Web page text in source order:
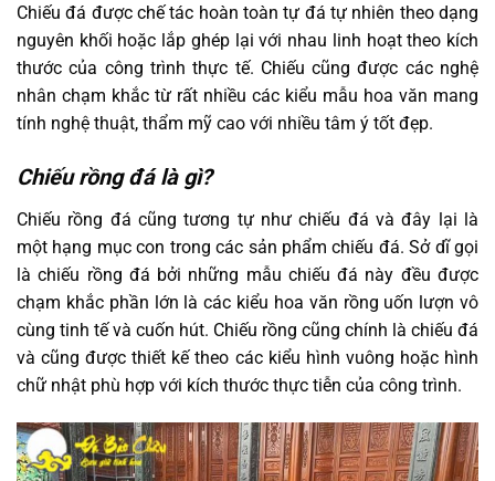
Chiếu đá được chế tác hoàn toàn tự đá tự nhiên theo dạng
nguyên khối hoặc lắp ghép lại với nhau linh hoạt theo kích
thước của công trình thực tế. Chiếu cũng được các nghệ
nhân chạm khắc từ rất nhiều các kiểu mẫu hoa văn mang
tính nghệ thuật, thẩm mỹ cao với nhiều tâm ý tốt đẹp.
Chiếu rồng đá là gì?
Chiếu rồng đá cũng tương tự như chiếu đá và đây lại là
một hạng mục con trong các sản phẩm chiếu đá. Sở dĩ gọi
là chiếu rồng đá bởi những mẫu chiếu đá này đều được
chạm khắc phần lớn là các kiểu hoa văn rồng uốn lượn vô
cùng tinh tế và cuốn hút. Chiếu rồng cũng chính là chiếu đá
và cũng được thiết kế theo các kiểu hình vuông hoặc hình
chữ nhật phù hợp với kích thước thực tiễn của công trình.